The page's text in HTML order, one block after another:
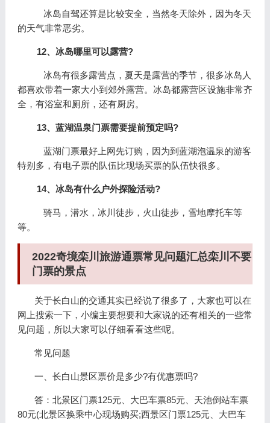
冰岛自驾还算是比较安全，当然冬天除外，因为冬天
的天气非常恶劣。
12、冰岛哪里可以露营?
冰岛有很多露营点，夏天是露营的季节，很多冰岛人
都喜欢带着一家大小到郊外露营。冰岛都露营区设施非常齐
全，有浴室和厕所，还有厨房。
13、蓝湖温泉门票需要提前预定吗?
蓝湖门票最好上网先订购，因为到蓝湖泡温泉的游客
特别多，有电子票的队伍比现场买票的队伍快很多。
14、冰岛有什么户外探险活动?
骑马，潜水，冰川徒步，火山徒步，雪地摩托车等
等。
2022奇境栾川旅游通票常见问题汇总栾川不要
门票的景点
关于长白山的交通其实已经说了很多了，大家也可以在
网上搜索一下，小编主要想要和大家说的还有相关的一些常
见问题，所以大家可以仔细看看这些呢。
常见问题
一、长白山景区票价是多少?有优惠票吗?
答：北景区门票125元、大巴车票85元、天池倒站车票
80元(北景区换乘中心现场购买;西景区门票125元、大巴车